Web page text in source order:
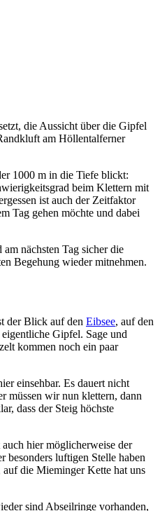
die Aussicht über die Gipfel
am Höllentalferner
1000 m in die Tiefe blickt:
beim Klettern mit
ist auch der Zeitfaktor
Tag gehen möchte und dabei
nächsten Tag sicher die
Begehung wieder mitnehmen.
der Blick auf den Eibsee, auf den
Gipfel. Sage und
kommen noch ein paar
einsehbar. Es dauert nicht
müssen wir nun klettern, dann
dass der Steig höchste
hier möglicherweise der
besonders luftigen Stelle haben
die Mieminger Kette hat uns
sind Abseilringe vorhanden,